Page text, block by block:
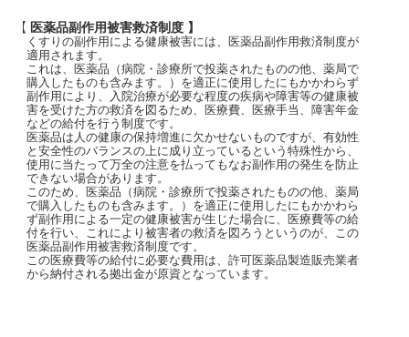
【 医薬品副作用被害救済制度 】
くすりの副作用による健康被害には、医薬品副作用救済制度が
適用されます。
これは、医薬品（病院・診療所で投薬されたものの他、薬局で
購入したものも含みます。）を適正に使用したにもかかわらず
副作用により、入院治療が必要な程度の疾病や障害等の健康被
害を受けた方の救済を図るため、医療費、医療手当、障害年金
などの給付を行う制度です。
医薬品は人の健康の保持増進に欠かせないものですが、有効性
と安全性のバランスの上に成り立っているという特殊性から、
使用に当たって万全の注意を払ってもなお副作用の発生を防止
できない場合があります。
このため、医薬品（病院・診療所で投薬されたものの他、薬局
で購入したものも含みます。）を適正に使用したにもかかわら
ず副作用による一定の健康被害が生じた場合に、医療費等の給
付を行い、これにより被害者の救済を図ろうというのが、この
医薬品副作用被害救済制度です。
この医療費等の給付に必要な費用は、許可医薬品製造販売業者
から納付される拠出金が原資となっています。